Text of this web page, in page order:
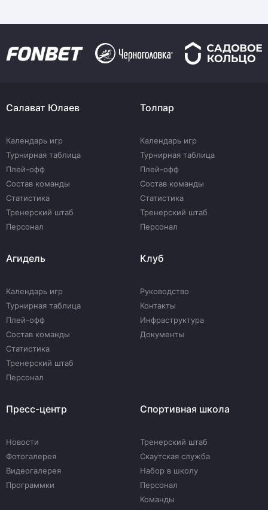
Салават Юлаев
Календарь игр
Турнирная таблица
Плей-офф
Состав команды
Статистика
Тренерский штаб
Персонал
Толпар
Календарь игр
Турнирная таблица
Плей-офф
Состав команды
Статистика
Тренерский штаб
Персонал
Агидель
Календарь игр
Турнирная таблица
Плей-офф
Состав команды
Статистика
Тренерский штаб
Персонал
Клуб
Руководство
Контакты
Инфраструктура
Документы
Пресс-центр
Новости
Фотогалерея
Видеогалерея
Программки
Спортивная школа
Тренерский штаб
Скаутская служба
Набор в школу
Персонал
Команды